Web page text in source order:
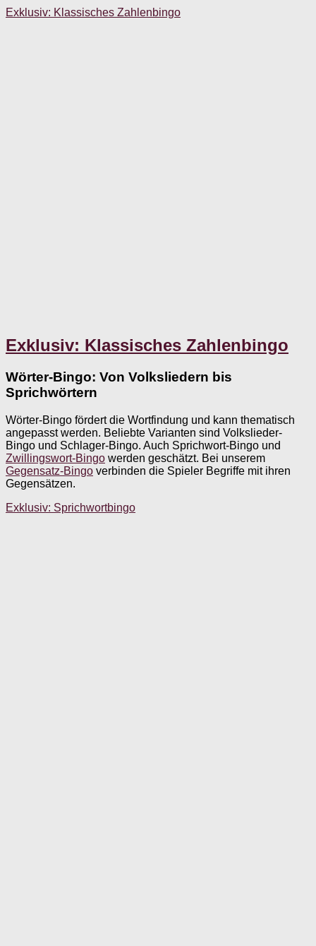
Exklusiv: Klassisches Zahlenbingo
Exklusiv: Klassisches Zahlenbingo
Wörter-Bingo: Von Volksliedern bis
Sprichwörtern
Wörter-Bingo fördert die Wortfindung und kann thematisch
angepasst werden. Beliebte Varianten sind Volkslieder-
Bingo und Schlager-Bingo. Auch Sprichwort-Bingo und
Zwillingswort-Bingo werden geschätzt. Bei unserem
Gegensatz-Bingo verbinden die Spieler Begriffe mit ihren
Gegensätzen.
Exklusiv: Sprichwortbingo